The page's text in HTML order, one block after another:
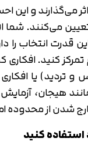
می‌­گذارند و
می­‌کنند. شما
قدرت انتخاب را
کنید. افکاری
و تردید) یا
هیجان،
شدن از محدوده
کنید